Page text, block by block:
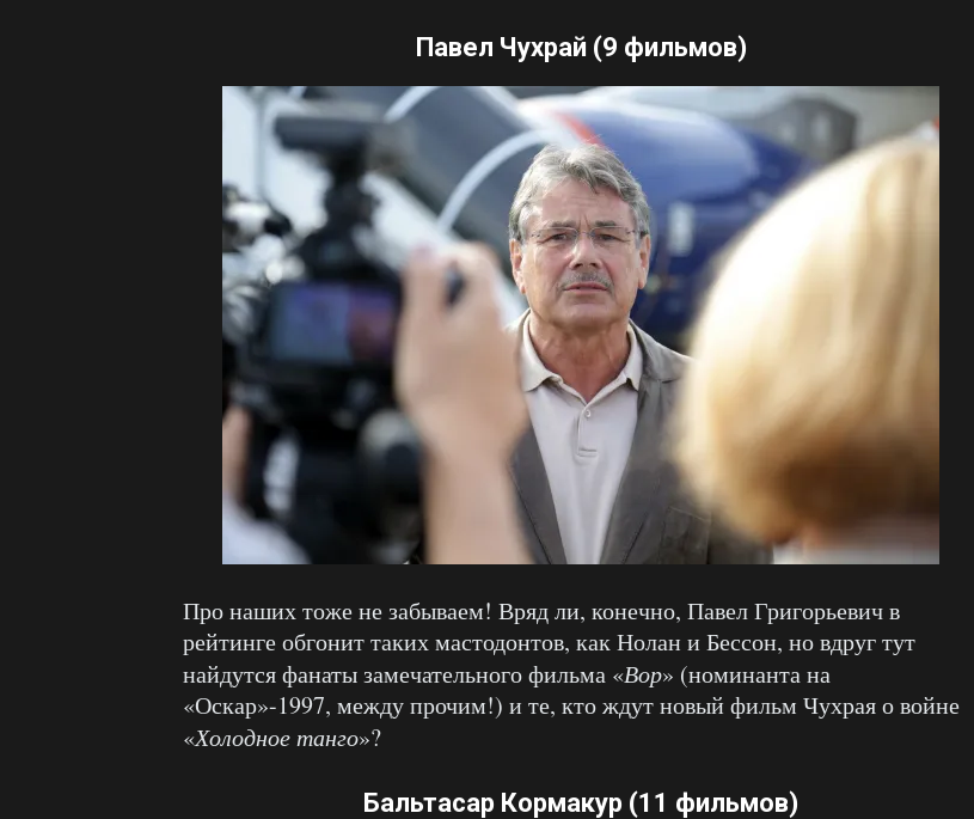
Павел Чухрай (9 фильмов)
Про наших тоже не забываем! Вряд ли, конечно, Павел Григорьевич в
рейтинге обгонит таких мастодонтов, как Нолан и Бессон, но вдруг тут
найдутся фанаты замечательного фильма «Вор» (номинанта на
«Оскар»-1997, между прочим!) и те, кто ждут новый фильм Чухрая о войне
«Холодное танго»?
Бальтасар Кормакур (11 фильмов)